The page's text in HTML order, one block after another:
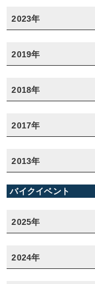
2023年
2019年
2018年
2017年
2013年
バイクイベント
2025年
2024年